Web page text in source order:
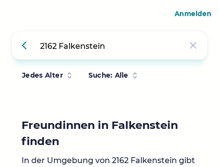
Jedes Alter Suche: Alle
Freundinnen in Falkenstein
finden
In der Umgebung von 2162 Falkenstein gibt
Anmelden